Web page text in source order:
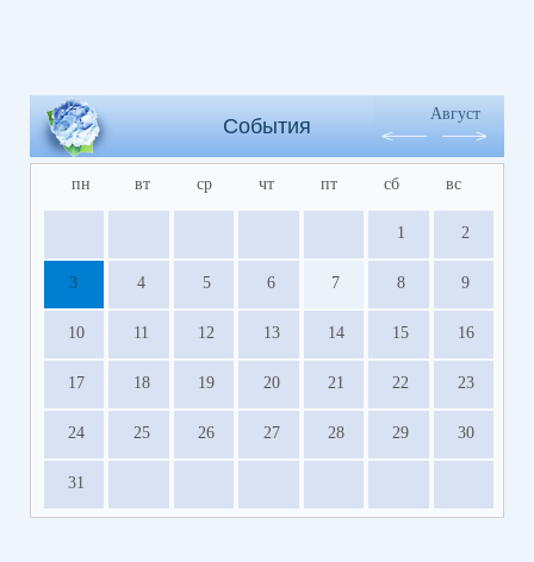
События
Август
пн вт ср чт пт сб вс
1 2
3 4 5 6 7 8 9
10 11 12 13 14 15 16
17 18 19 20 21 22 23
24 25 26 27 28 29 30
31